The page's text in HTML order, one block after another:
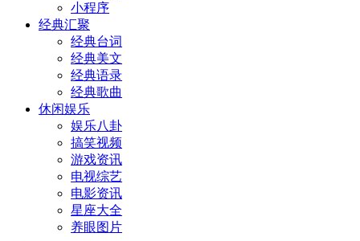
小程序
经典汇聚
经典台词
经典美文
经典语录
经典歌曲
休闲娱乐
娱乐八卦
搞笑视频
游戏资讯
电视综艺
电影资讯
星座大全
养眼图片